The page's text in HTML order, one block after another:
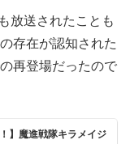
放送されたことも
存在が認知された
再登場だったので
】魔進戦隊キラメイジ